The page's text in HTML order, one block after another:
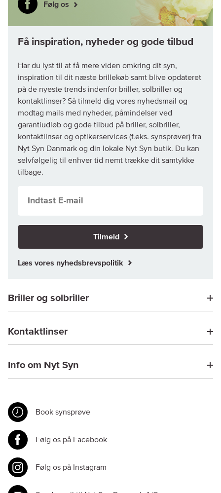
Følg os
Har du lyst til at få mere viden omkring dit syn,
inspiration til dit næste brillekøb samt blive opdateret
på de nyeste trends indenfor briller, solbriller og
kontaktlinser? Så tilmeld dig vores nyhedsmail og
modtag mails med nyheder, påmindelser ved
garantiudløb og gode tilbud på briller, solbriller,
kontaktlinser og optikerservices (f.eks. synsprøver) fra
Nyt Syn Danmark og din lokale Nyt Syn butik. Du kan
selvfølgelig til enhver tid nemt trække dit samtykke
tilbage.
Tilmeld
Læs vores nyhedsbrevspolitik
Briller og solbriller
Kontaktlinser
Info om Nyt Syn
Book synsprøve
Følg os på Facebook
Følg os på Instagram